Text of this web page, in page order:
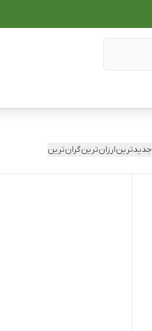
جدیدترینارزان‌ترینگران‌ترین